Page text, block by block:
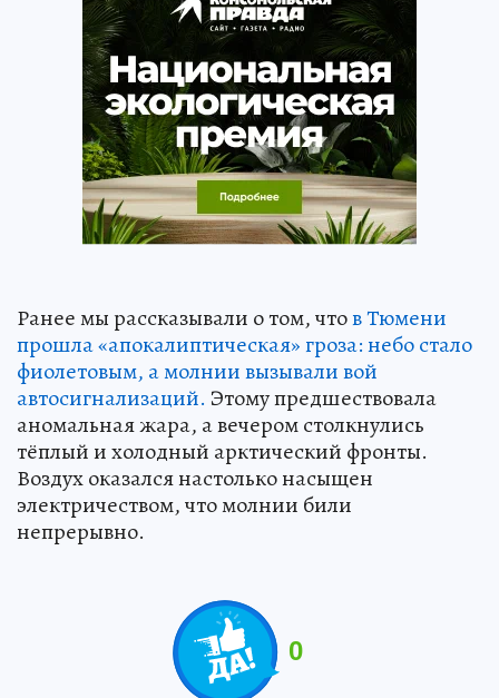
Ранее мы рассказывали о том, чтов Тюмени
прошла «апокалиптическая» гроза: небо стало
фиолетовым, а молнии вызывали вой
автосигнализаций. Этому предшествовала
аномальная жара, а вечером столкнулись
тёплый и холодный арктический фронты.
Воздух оказался настолько насыщен
электричеством, что молнии били
непрерывно.
0